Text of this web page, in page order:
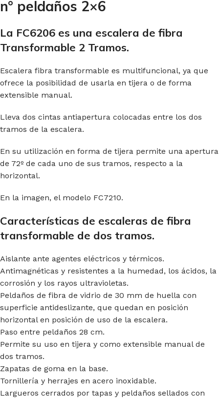
n° peldaños 2×6
La FC6206 es una escalera de fibra
Transformable 2 Tramos.
Escalera fibra transformable es multifuncional, ya que
ofrece la posibilidad de usarla en tijera o de forma
extensible manual.
Lleva dos cintas antiapertura colocadas entre los dos
tramos de la escalera.
En su utilización en forma de tijera permite una apertura
de 72º de cada uno de sus tramos, respecto a la
horizontal.
En la imagen, el modelo FC7210.
Características de escaleras de fibra
transformable de dos tramos.
Aislante ante agentes eléctricos y térmicos.
Antimagnéticas y resistentes a la humedad, los ácidos, la
corrosión y los rayos ultravioletas.
Peldaños de fibra de vidrio de 30 mm de huella con
superficie antideslizante, que quedan en posición
horizontal en posición de uso de la escalera.
Paso entre peldaños 28 cm.
Permite su uso en tijera y como extensible manual de
dos tramos.
Zapatas de goma en la base.
Tornillería y herrajes en acero inoxidable.
Largueros cerrados por tapas y peldaños sellados con